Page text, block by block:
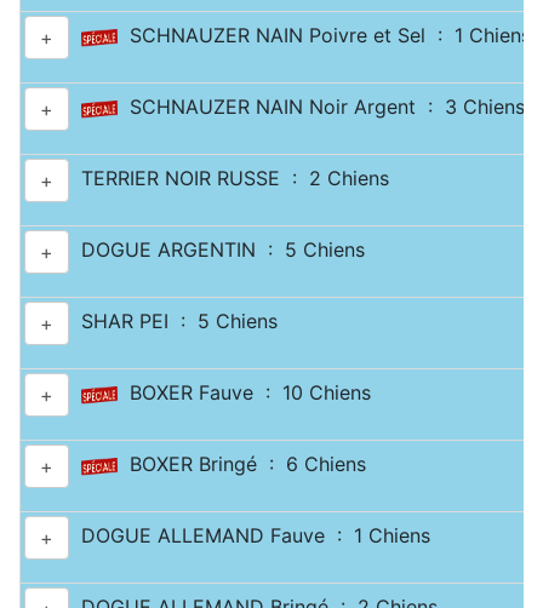
+ SCHNAUZER NAIN Poivre et Sel : 1 Chiens
+ SCHNAUZER NAIN Noir Argent : 3 Chiens
+ TERRIER NOIR RUSSE : 2 Chiens
+ DOGUE ARGENTIN : 5 Chiens
+ SHAR PEI : 5 Chiens
+ BOXER Fauve : 10 Chiens
+ BOXER Bringé : 6 Chiens
+ DOGUE ALLEMAND Fauve : 1 Chiens